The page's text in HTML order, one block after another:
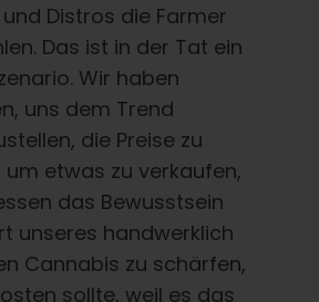
Distros die Farmer
Das ist in der Tat ein
Wir haben
uns dem Trend
die Preise zu
um etwas zu verkaufen,
das Bewusstsein
unseres handwerklich
Cannabis zu schärfen,
sollte, weil es das